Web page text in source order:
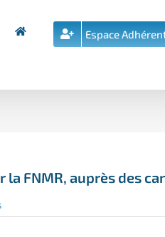
Espace
FNMR, auprès des